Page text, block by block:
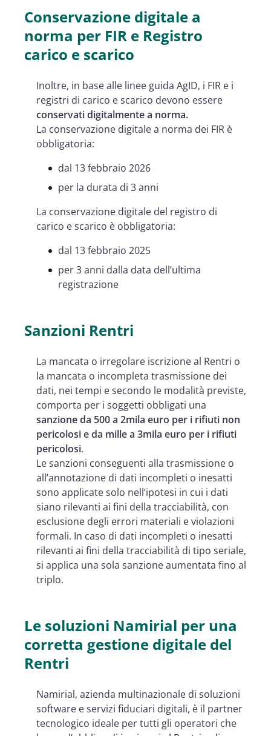
Conservazione digitale a
norma per FIR e Registro
carico e scarico
Inoltre, in base alle linee guida AgID, i FIR e i
registri di carico e scarico devono essere
conservati digitalmente a norma.
La conservazione digitale a norma dei FIR è
obbligatoria:
dal 13 febbraio 2026
per la durata di 3 anni
La conservazione digitale del registro di
carico e scarico è obbligatoria:
dal 13 febbraio 2025
per 3 anni dalla data dell’ultima
registrazione
Sanzioni Rentri
La mancata o irregolare iscrizione al Rentri o
la mancata o incompleta trasmissione dei
dati, nei tempi e secondo le modalità previste,
comporta per i soggetti obbligati una
sanzione da 500 a 2mila euro per i rifiuti non
pericolosi e da mille a 3mila euro per i rifiuti
pericolosi.
Le sanzioni conseguenti alla trasmissione o
all’annotazione di dati incompleti o inesatti
sono applicate solo nell’ipotesi in cui i dati
siano rilevanti ai fini della tracciabilità, con
esclusione degli errori materiali e violazioni
formali. In caso di dati incompleti o inesatti
rilevanti ai fini della tracciabilità di tipo seriale,
si applica una sola sanzione aumentata fino al
triplo.
Le soluzioni Namirial per una
corretta gestione digitale del
Rentri
Namirial, azienda multinazionale di soluzioni
software e servizi fiduciari digitali, è il partner
tecnologico ideale per tutti gli operatori che